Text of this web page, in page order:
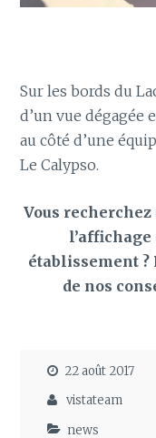
Sur les bords du
d’un vue dégagée
au côté d’une
Le Calypso.
Vous
établissement ?
de nos
22 août 2017
vistateam
news